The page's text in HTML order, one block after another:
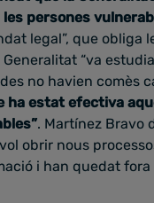
persones
legal”, que obliga
“va
no havien comès
ha estat efectiva
. Martínez Bravo
obrir nous
i han quedat